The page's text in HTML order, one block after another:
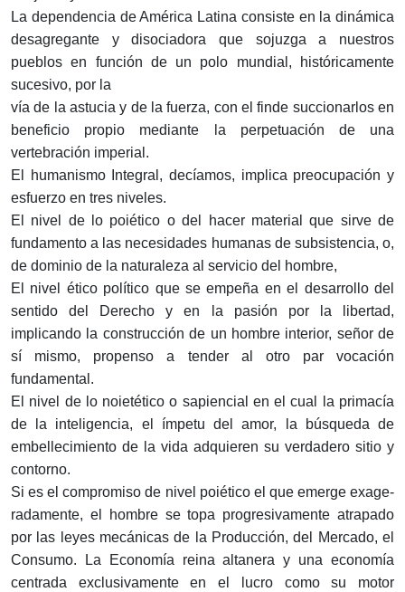
La dependencia de América Latina consiste en la dinámica
desagregante y disociadora que sojuzga a nuestros
pueblos en función de un polo mundial, históricamente
sucesivo, por la
vía de la astucia y de la fuerza, con el finde succionarlos en
beneficio propio mediante la perpetuación de una
vertebración imperial.
El humanismo Integral, decíamos, implica preocupación y
esfuerzo en tres niveles.
El nivel de lo poiético o del hacer material que sirve de
fundamento a las necesidades humanas de subsistencia, o,
de dominio de la naturaleza al servicio del hombre,
El nivel ético político que se empeña en el desarrollo del
sentido del Derecho y en la pasión por la libertad,
implicando la construcción de un hombre interior, señor de
sí mismo, pro­penso a tender al otro par vocación
fundamental.
El nivel de lo noietético o sapiencial en el cual la primacía
de la inteligencia, el ímpetu del amor, la búsqueda de
embelle­cimiento de la vida adquieren su verdadero sitio y
contorno.
Si es el compromiso de nivel poiético el que emerge exage­
radamente, el hombre se topa progresivamente atrapado
por las leyes mecánicas de la Producción, del Mercado, el
Consumo. La Economía reina altanera y una economía
centrada exclusivamente en el lucro como su motor